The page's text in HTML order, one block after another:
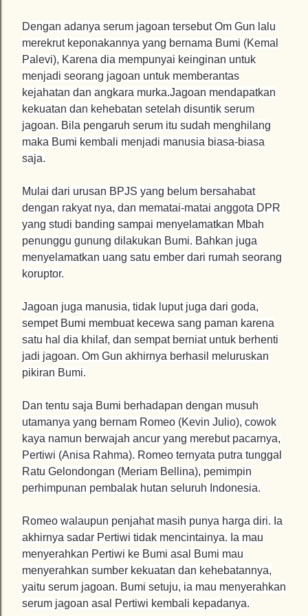
Dengan adanya serum jagoan tersebut Om Gun lalu
merekrut keponakannya yang bernama Bumi (Kemal
Palevi), Karena dia mempunyai keinginan untuk
menjadi seorang jagoan untuk memberantas
kejahatan dan angkara murka.Jagoan mendapatkan
kekuatan dan kehebatan setelah disuntik serum
jagoan. Bila pengaruh serum itu sudah menghilang
maka Bumi kembali menjadi manusia biasa-biasa
saja.
Mulai dari urusan BPJS yang belum bersahabat
dengan rakyat nya, dan mematai-matai anggota DPR
yang studi banding sampai menyelamatkan Mbah
penunggu gunung dilakukan Bumi. Bahkan juga
menyelamatkan uang satu ember dari rumah seorang
koruptor.
Jagoan juga manusia, tidak luput juga dari goda,
sempet Bumi membuat kecewa sang paman karena
satu hal dia khilaf, dan sempat berniat untuk berhenti
jadi jagoan. Om Gun akhirnya berhasil meluruskan
pikiran Bumi.
Dan tentu saja Bumi berhadapan dengan musuh
utamanya yang bernam Romeo (Kevin Julio), cowok
kaya namun berwajah ancur yang merebut pacarnya,
Pertiwi (Anisa Rahma). Romeo ternyata putra tunggal
Ratu Gelondongan (Meriam Bellina), pemimpin
perhimpunan pembalak hutan seluruh Indonesia.
Romeo walaupun penjahat masih punya harga diri. Ia
akhirnya sadar Pertiwi tidak mencintainya. Ia mau
menyerahkan Pertiwi ke Bumi asal Bumi mau
menyerahkan sumber kekuatan dan kehebatannya,
yaitu serum jagoan. Bumi setuju, ia mau menyerahkan
serum jagoan asal Pertiwi kembali kepadanya.